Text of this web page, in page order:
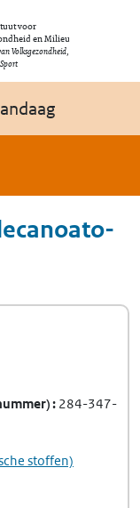
voor
en Milieu
Volksgezondheid,
284-347-
stoffen)